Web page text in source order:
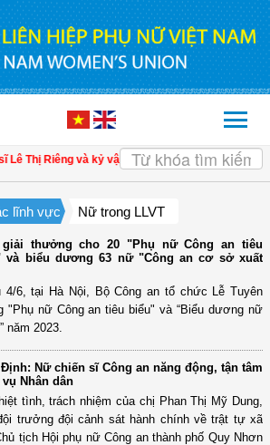
Riêng và kỷ vật đặc biệt trước lúc xa con | Tri ân
lĩnh vực Nữ trong LLVT
giải thưởng cho 20 "Phụ nữ Công an tiêu
và biểu dương 63 nữ "Công an cơ sở xuất
4/6, tại Hà Nội, Bộ Công an tổ chức Lễ Tuyên
"Phụ nữ Công an tiêu biểu" và “Biểu dương nữ
năm 2023.
Nữ chiến sĩ Công an năng động, tận tâm
Nhân dân
tình, trách nhiệm của chị Phan Thị Mỹ Dung,
trưởng đội cảnh sát hành chính về trật tự xã
tịch Hội phụ nữ Công an thành phố Quy Nhơn